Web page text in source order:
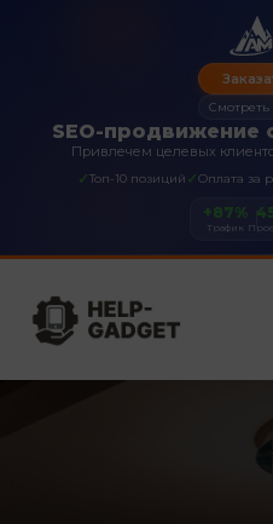
SEO-продвижение
Привлечем целевых
✓Топ-10 позиций ✓Оплата за
Смотреть
+87%
Трафик